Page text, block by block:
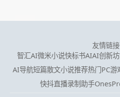
友情链接
智汇AI微米小说快标书AIAI创新坊
AI导航短篇散文小说推荐热门PC游
快抖直播录制助手